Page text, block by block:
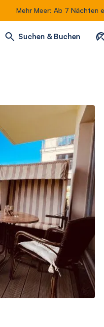
Mehr Meer: Ab 7 Nächten
Suchen & Buchen